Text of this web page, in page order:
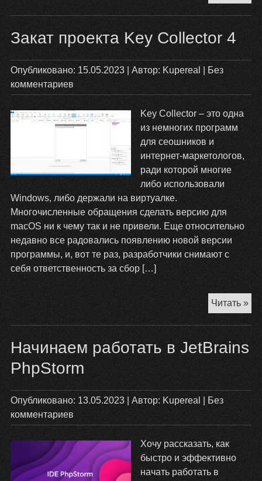
Закат проекта Key Collector 4
Опубликовано: 15.05.2023| Автор: Kupereal
Без
комментариев
Key Collector – это одна
из немногих программ
для сеошников и
интернет-маркетологов,
ради которой многие
либо использовали
Windows, либо держали на виртуалке.
Многочисленные обращения сделать версию для
macOS ни к чему так и не привели. Еще относительно
недавно все радовались появлению новой версии
программы, и, вот те раз, разработчики снимают с
себя ответственность за сбор […]
Читать »
Начинаем работать в JetBrains
PhpStorm
Опубликовано: 13.05.2023| Автор: Kupereal
Без
комментариев
Хочу рассказать, как
быстро и эффективно
начать работать в